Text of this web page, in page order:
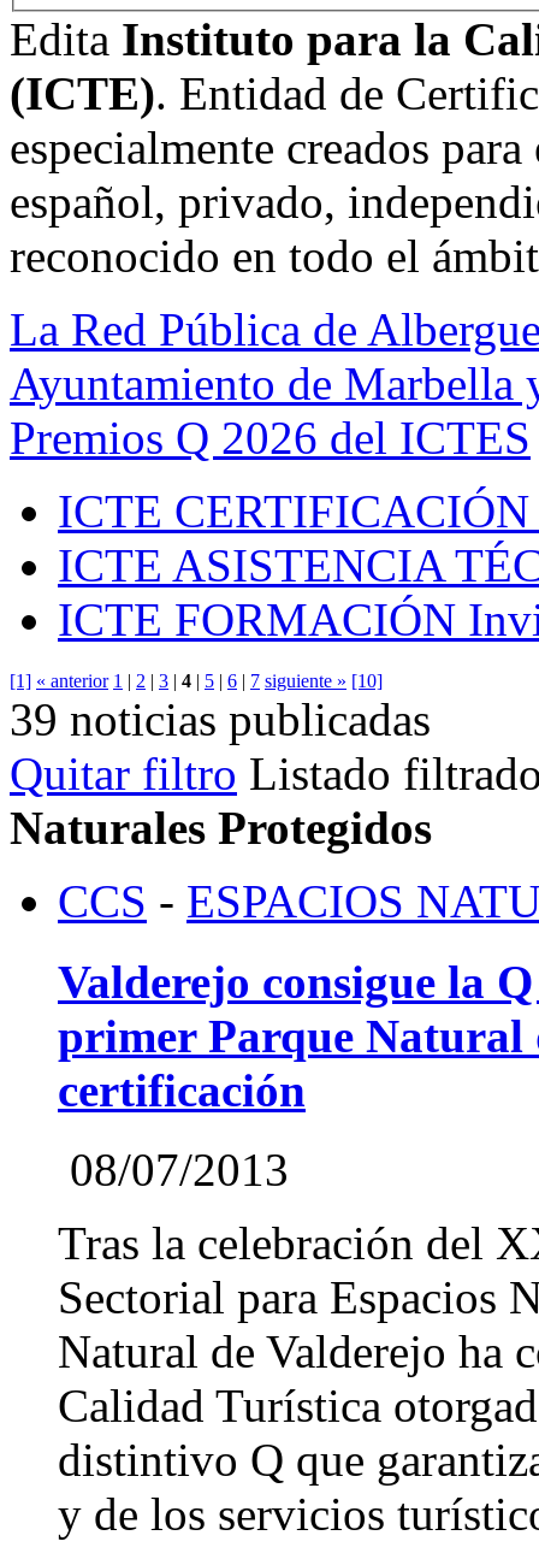
Edita Instituto para la
(ICTE). Entidad de
especialmente creados
español, privado,
reconocido en todo el
La Red Pública de
Ayuntamiento de Marbella
Premios Q 2026 del ICTES
ICTE CERTIFICACIÓN
ICTE ASISTENCIA
ICTE FORMACIÓN
[1] « anterior 1 | 2 | 3 | 4 | 5 | 6 | 7 siguiente » [10]
39 noticias publicadas
Quitar filtro Listado
Naturales Protegidos
CCS - ESPACIOS
Valderejo consigue la
primer Parque Natural
certificación
08/07/2013
Tras la celebración del
Sectorial para Espacios
Natural de Valderejo ha
Calidad Turística
distintivo Q que
y de los servicios